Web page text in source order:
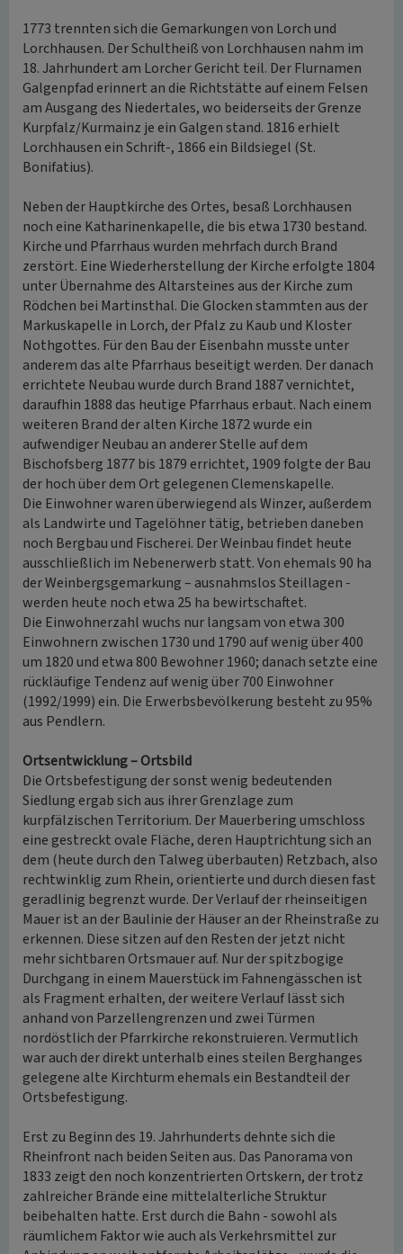
1773 trennten sich die Gemarkungen von Lorch und
Lorchhausen. Der Schultheiß von Lorchhausen nahm im
18. Jahrhundert am Lorcher Gericht teil. Der Flurnamen
Galgenpfad erinnert an die Richtstätte auf einem Felsen
am Ausgang des Niedertales, wo beiderseits der Grenze
Kurpfalz/Kurmainz je ein Galgen stand. 1816 erhielt
Lorchhausen ein Schrift-, 1866 ein Bildsiegel (St.
Bonifatius).
Neben der Hauptkirche des Ortes, besaß Lorchhausen
noch eine Katharinenkapelle, die bis etwa 1730 bestand.
Kirche und Pfarrhaus wurden mehrfach durch Brand
zerstört. Eine Wiederherstellung der Kirche erfolgte 1804
unter Übernahme des Altarsteines aus der Kirche zum
Rödchen bei Martinsthal. Die Glocken stammten aus der
Markuskapelle in Lorch, der Pfalz zu Kaub und Kloster
Nothgottes. Für den Bau der Eisenbahn musste unter
anderem das alte Pfarrhaus beseitigt werden. Der danach
errichtete Neubau wurde durch Brand 1887 vernichtet,
daraufhin 1888 das heutige Pfarrhaus erbaut. Nach einem
weiteren Brand der alten Kirche 1872 wurde ein
aufwendiger Neubau an anderer Stelle auf dem
Bischofsberg 1877 bis 1879 errichtet, 1909 folgte der Bau
der hoch über dem Ort gelegenen Clemenskapelle.
Die Einwohner waren überwiegend als Winzer, außerdem
als Landwirte und Tagelöhner tätig, betrieben daneben
noch Bergbau und Fischerei. Der Weinbau findet heute
ausschließlich im Nebenerwerb statt. Von ehemals 90 ha
der Weinbergsgemarkung – ausnahmslos Steillagen -
werden heute noch etwa 25 ha bewirtschaftet.
Die Einwohnerzahl wuchs nur langsam von etwa 300
Einwohnern zwischen 1730 und 1790 auf wenig über 400
um 1820 und etwa 800 Bewohner 1960; danach setzte eine
rückläufige Tendenz auf wenig über 700 Einwohner
(1992/1999) ein. Die Erwerbsbevölkerung besteht zu 95%
aus Pendlern.
Ortsentwicklung – Ortsbild
Die Ortsbefestigung der sonst wenig bedeutenden
Siedlung ergab sich aus ihrer Grenzlage zum
kurpfälzischen Territorium. Der Mauerbering umschloss
eine gestreckt ovale Fläche, deren Hauptrichtung sich an
dem (heute durch den Talweg überbauten) Retzbach, also
rechtwinklig zum Rhein, orientierte und durch diesen fast
geradlinig begrenzt wurde. Der Verlauf der rheinseitigen
Mauer ist an der Baulinie der Häuser an der Rheinstraße zu
erkennen. Diese sitzen auf den Resten der jetzt nicht
mehr sichtbaren Ortsmauer auf. Nur der spitzbogige
Durchgang in einem Mauerstück im Fahnengässchen ist
als Fragment erhalten, der weitere Verlauf lässt sich
anhand von Parzellengrenzen und zwei Türmen
nordöstlich der Pfarrkirche rekonstruieren. Vermutlich
war auch der direkt unterhalb eines steilen Berghanges
gelegene alte Kirchturm ehemals ein Bestandteil der
Ortsbefestigung.
Erst zu Beginn des 19. Jahrhunderts dehnte sich die
Rheinfront nach beiden Seiten aus. Das Panorama von
1833 zeigt den noch konzentrierten Ortskern, der trotz
zahlreicher Brände eine mittelalterliche Struktur
beibehalten hatte. Erst durch die Bahn - sowohl als
räumlichem Faktor wie auch als Verkehrsmittel zur